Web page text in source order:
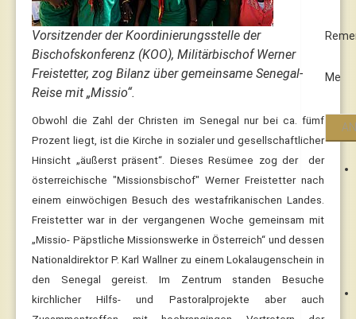
Me
Vorsitzender der Koordinierungsstelle der
Bischofskonferenz (KOO), Militärbischof Werner
Freistetter, zog Bilanz über gemeinsame Senegal-
Reise mit „Missio“.
Obwohl die Zahl der Christen im Senegal nur bei ca. fümf
Prozent liegt, ist die Kirche in sozialer und gesellschaftlicher
Hinsicht „äußerst präsent“. Dieses Resümee zog der der
österreichische "Missionsbischof" Werner Freistetter nach
einem einwöchigen Besuch des westafrikanischen Landes.
Freistetter war in der vergangenen Woche gemeinsam mit
„Missio- Päpstliche Missionswerke in Österreich“ und dessen
Nationaldirektor P. Karl Wallner zu einem Lokalaugenschein in
den Senegal gereist. Im Zentrum standen Besuche
kirchlicher Hilfs- und Pastoralprojekte aber auch